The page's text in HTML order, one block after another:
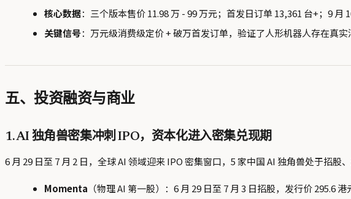
核心数据：三个版本售价 11.98 万 - 99 万元；首发日订单 13,361 台+；9 月
关键信号：万元级消费级定价 + 破万首发订单，验证了人形机器人存在真
五、投资融资与商业
1. AI 独角兽密集冲刺 IPO，资本化进入密集兑现期
6 月 29 日至 7 月 2 日，全球 AI 领域迎来 IPO 密集窗口，5 家中国 AI 独角兽处于招股
Momenta （物理 AI 第一股）：6 月 29 日至 7 月 3 日招股，发行价 295.6